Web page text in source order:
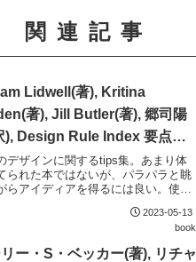
関連記事
Lidwell(著), Kritina
著), Jill Butler(著), 郷司陽
), Design Rule Index 要点で
デザインの法則150
デザインに関するtips集。あまり体
られた本ではないが、パラパラと眺
らアイディアを得るには良い。使う
2023-05-13
book
ー・S・ベッカー(著), リチャ